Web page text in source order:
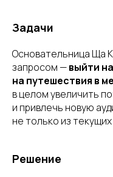
Задачи
Основательница Ща
запросом —выйти
на путешествия в
в целом увеличить
и привлечь новую
не только из
Решение